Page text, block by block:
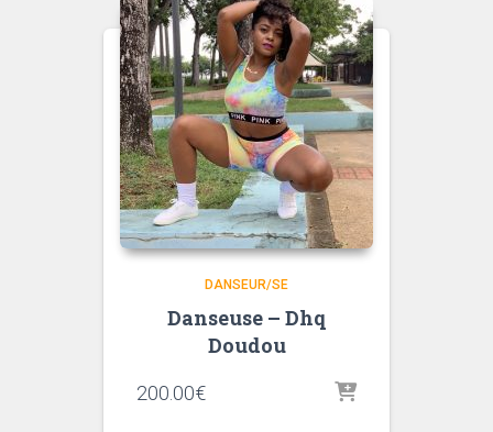
DANSEUR/SE
Danseuse – Dhq
Doudou
200.00€